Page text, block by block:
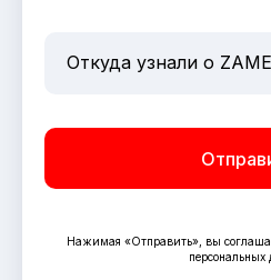
Нажимая «Отправить», вы
персональных